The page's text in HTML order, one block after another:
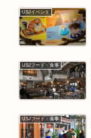
USJイベント
USJフード・食事
USJフード・食事